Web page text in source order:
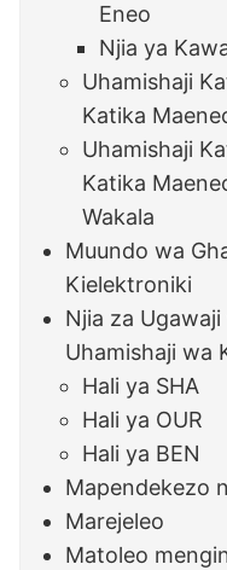
Eneo
Njia ya
Uhamishaji
Katika
Uhamishaji
Katika
Wakala
Muundo wa
Kielektroniki
Njia za
Uhamishaji wa
Hali ya SHA
Hali ya OUR
Hali ya BEN
Mapendekezo
Marejeleo
Matoleo